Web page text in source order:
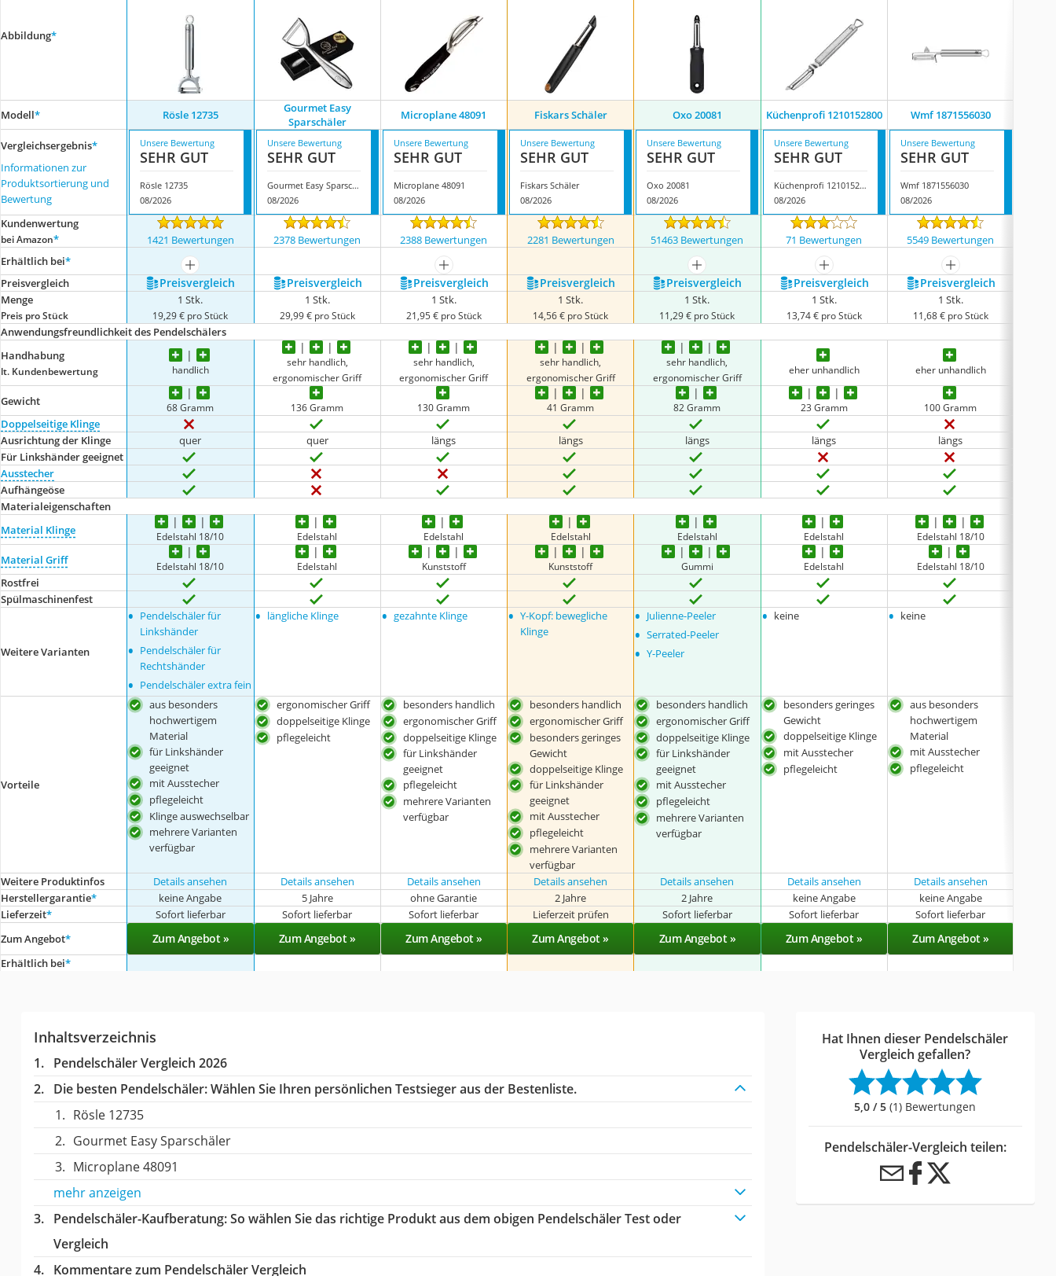
Abbildung*
Modell* Rösle 12735
Gourmet Easy
Sparschäler
Microplane 48091 Fiskars Schäler Oxo 20081 Küchenprofi 1210152800 Wmf 1871556030
Vergleichsergebnis*
Informationen zur
Produktsortierung und
Bewertung
Unsere Bewertung
SEHR GUT
Rösle 12735
08/2026
Unsere Bewertung
SEHR GUT
Gourmet Easy Sparschäler
08/2026
Unsere Bewertung
SEHR GUT
Microplane 48091
08/2026
Unsere Bewertung
SEHR GUT
Fiskars Schäler
08/2026
Unsere Bewertung
SEHR GUT
Oxo 20081
08/2026
Unsere Bewertung
SEHR GUT
Küchenprofi 1210152800
08/2026
Unsere Bewertung
SEHR GUT
Wmf 1871556030
08/2026
Kundenwertung
bei Amazon* 1421 Bewertungen 2378 Bewertungen 2388 Bewertungen 2281 Bewertungen 51463 Bewertungen 71 Bewertungen 5549 Bewertungen
Erhältlich bei*
mehr anzeigen mehr anzeigen mehr anzeigen mehr anzeigen
mehr anzeigen
Preis­vergleich
Preis­vergleich Preis­vergleich Preis­vergleich Preis­vergleich Preis­vergleich Preis­vergleich Preis­vergleich
Menge
Preis pro Stück
1 Stk.
19,29 € pro Stück
1 Stk.
29,99 € pro Stück
1 Stk.
21,95 € pro Stück
1 Stk.
14,56 € pro Stück
1 Stk.
11,29 € pro Stück
1 Stk.
13,74 € pro Stück
1 Stk.
11,68 € pro Stück
Anwendungsfreundlichkeit des Pendelschälers
Handhabung
lt. Kundenbewertung handlich
sehr handlich,
ergonomischer Griff
sehr handlich,
ergonomischer Griff
sehr handlich,
ergonomischer Griff
sehr handlich,
ergonomischer Griff
eher unhandlich eher unhandlich
Gewicht 68 Gramm 136 Gramm 130 Gramm 41 Gramm 82 Gramm 23 Gramm 100 Gramm
Doppelseitige Klinge
Ausrichtung der Klinge
quer quer längs längs längs längs
längs
Für Linkshänder geeignet
Ausstecher
Aufhängeöse
Materialeigenschaften
Material Klinge
Edelstahl 18/10 Edelstahl Edelstahl Edelstahl Edelstahl Edelstahl Edelstahl 18/10
Material Griff Edelstahl 18/10 Edelstahl Kunststoff Kunststoff Gummi Edelstahl Edelstahl 18/10
Rostfrei
Spülmaschinenfest
Weitere Varianten
• Pendelschäler für
Linkshänder
• Pendelschäler für
Rechtshänder
• Pendelschäler extra fein
• längliche Klinge • gezahnte Klinge • Y-Kopf: bewegliche
Klinge
• Julienne-Peeler
• Serrated-Peeler
• Y-Peeler
• keine • keine
Vorteile
aus besonders
hochwertigem
Material
für Linkshänder
geeignet
mit Ausstecher
pflegeleicht
Klinge auswechselbar
mehrere Varianten
verfügbar
ergonomischer Griff
doppelseitige Klinge
pflegeleicht
besonders handlich
ergonomischer Griff
doppelseitige Klinge
für Linkshänder
geeignet
pflegeleicht
mehrere Varianten
verfügbar
besonders handlich
ergonomischer Griff
besonders geringes
Gewicht
doppelseitige Klinge
für Linkshänder
geeignet
mit Ausstecher
pflegeleicht
mehrere Varianten
verfügbar
besonders handlich
ergonomischer Griff
doppelseitige Klinge
für Linkshänder
geeignet
mit Ausstecher
pflegeleicht
mehrere Varianten
verfügbar
besonders geringes
Gewicht
doppelseitige Klinge
mit Ausstecher
pflegeleicht
aus besonders
hochwertigem
Material
mit Ausstecher
pflegeleicht
Weitere Produktinfos Details ansehen Details ansehen Details ansehen Details ansehen Details ansehen Details ansehen
Details ansehen
Herstellergarantie* keine Angabe 5 Jahre ohne Garantie 2 Jahre 2 Jahre keine Angabe keine Angabe
Lieferzeit* Sofort lieferbar Sofort lieferbar Sofort lieferbar Lieferzeit prüfen Sofort lieferbar Sofort lieferbar Sofort lieferbar
Zum Angebot* Zum Angebot » Zum Angebot » Zum Angebot » Zum Angebot » Zum Angebot » Zum Angebot » Zum Angebot »
Erhältlich bei*
Inhaltsverzeichnis
Pendelschäler Vergleich 2026
Die besten Pendelschäler:Wählen Sie Ihren persönlichen Testsieger aus der Bestenliste.
Rösle 12735
Gourmet Easy Sparschäler
Microplane 48091
mehr anzeigen
Pendelschäler-Kaufberatung: So wählen Sie das richtige Produkt aus dem obigen Pendelschäler Test oder
Vergleich
Kommentare zum Pendelschäler Vergleich
Hat Ihnen dieser Pendelschäler
Vergleich gefallen?
5,0 / 5 (1) Bewertungen
Pendelschäler-Vergleich teilen: